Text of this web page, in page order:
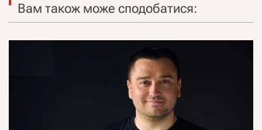
Вам також може сподобатися: